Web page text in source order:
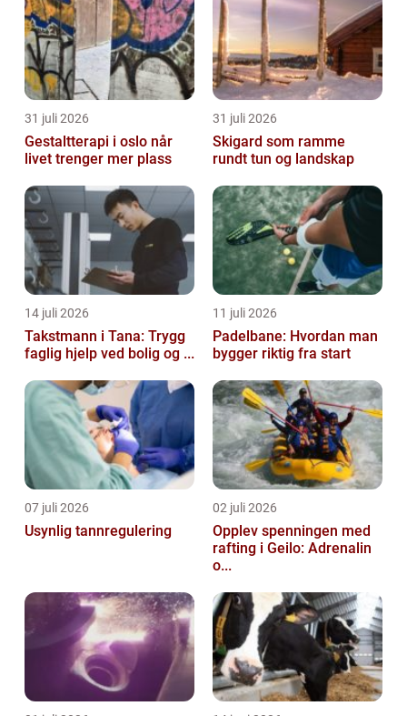
31 juli 2026
Gestaltterapi i oslo når
livet trenger mer plass
31 juli 2026
Skigard som ramme
rundt tun og landskap
14 juli 2026
Takstmann i Tana: Trygg
faglig hjelp ved bolig og ...
11 juli 2026
Padelbane: Hvordan man
bygger riktig fra start
07 juli 2026
Usynlig tannregulering
02 juli 2026
Opplev spenningen med
rafting i Geilo: Adrenalin
o...